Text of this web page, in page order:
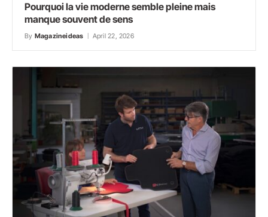
Pourquoi la vie moderne semble pleine mais
manque souvent de sens
By Magazineideas April 22, 2026